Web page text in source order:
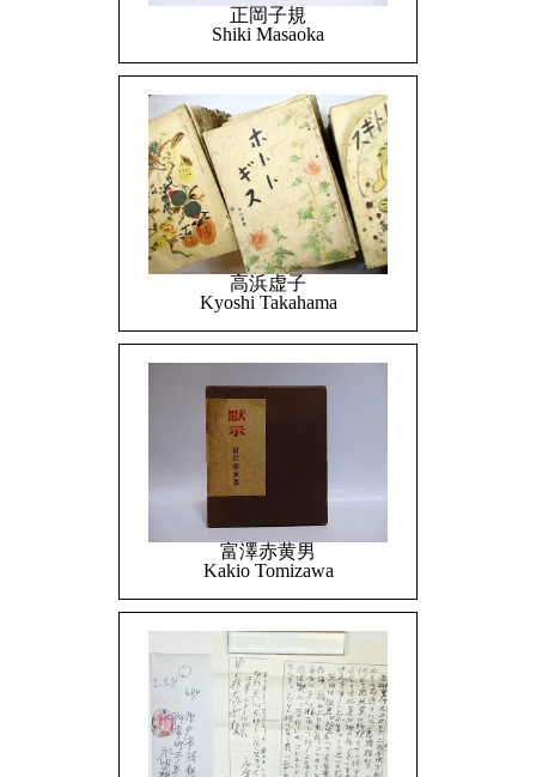
正岡子規
Shiki Masaoka
高浜虚子
Kyoshi Takahama
富澤赤黄男
Kakio Tomizawa